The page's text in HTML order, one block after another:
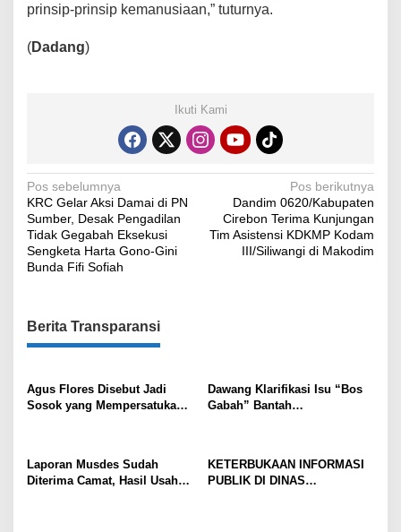
prinsip-prinsip kemanusiaan,” tuturnya.
(Dadang)
Ikuti Kami
Navigasi
pos
Pos sebelumnya
KRC Gelar Aksi Damai di PN
Sumber, Desak Pengadilan
Tidak Gegabah Eksekusi
Sengketa Harta Gono-Gini
Bunda Fifi Sofiah
Pos berikutnya
Dandim 0620/Kabupaten
Cirebon Terima Kunjungan
Tim Asistensi KDKMP Kodam
III/Siliwangi di Makodim
Berita Transparansi
Agus Flores Disebut Jadi
Sosok yang Mempersatukan
Dawang Klarifikasi Isu “Bos
Gabah” Bantah
Laporan Musdes Sudah
Diterima Camat, Hasil Usaha
KETERBUKAAN INFORMASI
PUBLIK DI DINAS